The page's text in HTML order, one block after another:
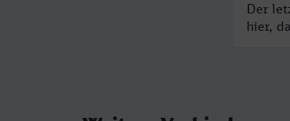
Der
hier,